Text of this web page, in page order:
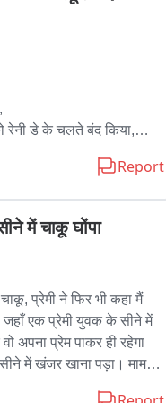
की मांग लंबे समय से की है;
नहीं हुई। दो साल पहले पुल
बाद भी कार्रवाई नहीं हुई।
की मुश्किलें और बढ़ती हैं।
गांव आज तक सड़क से नहीं जुड़
है। ट्राली खींचते हुए
अधिक समस्या होती है।
समाधान नहीं करते।
रेनी डे के चलते बंद किया,
Report
में चाकू घोंपा
प्रेमी ने फिर भी कहा मैं
जहाँ एक प्रेमी युवक के सीने में
अपना प्रेम पाकर ही रहेगा
में खंजर खाना पड़ा। मामला